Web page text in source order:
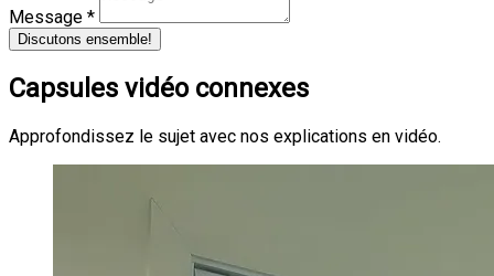
Message *
Discutons ensemble!
Capsules vidéo connexes
Approfondissez le sujet avec nos explications en vidéo.